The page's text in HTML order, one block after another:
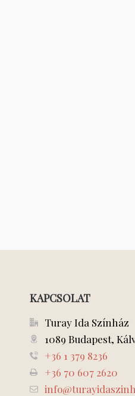
KAPCSOLAT
Turay Ida Színház
1089 Budapest,
+36 1 379 8236
+36 70 607 2620